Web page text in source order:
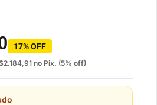
17% OFF
2.184,91 no Pix. (5% off)